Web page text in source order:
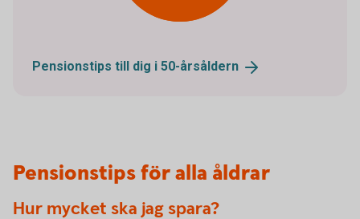
Pensionstips till dig i 50-årsåldern
Pensionstips för alla åldrar
Hur mycket ska jag spara?